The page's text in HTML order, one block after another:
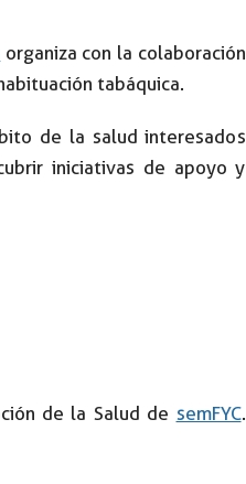
organiza con la colaboración
tabáquica.
de la salud interesados
iniciativas de apoyo y
de la Salud de semFYC.